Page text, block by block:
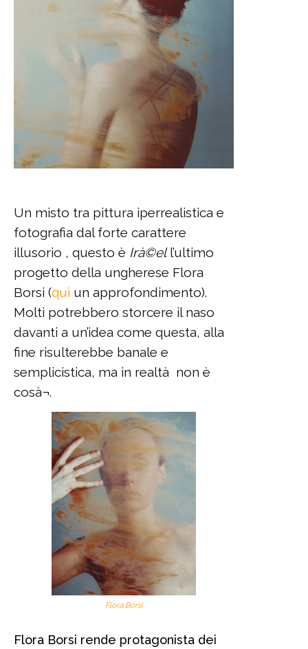
Un misto tra pittura iperrealistica e
fotografia dal forte carattere
illusorio , questo è Irà©ell’ultimo
progetto della ungherese Flora
Borsi (qui un approfondimento).
Molti potrebbero storcere il naso
davanti a un’idea come questa, alla
fine risulterebbe banale e
semplicistica, ma in realtà non è
cosà¬.
Flora Borsi
Flora Borsi rende protagonista dei